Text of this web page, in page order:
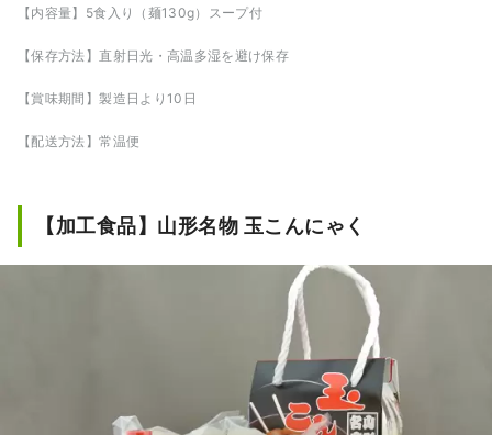
【内容量】5食入り（麺130g）スープ付
【保存方法】直射日光・高温多湿を避け保存
【賞味期間】製造日より10日
【配送方法】常温便
【加工食品】山形名物 玉こんにゃく